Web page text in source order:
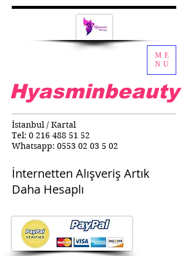
Hyasminbeauty
İstanbul / Kartal
Tel: 0 216 488 51 52
Whatsapp: 0553 02 03 5 02
ME
NU
İnternetten Alışveriş Artık
Daha Hesaplı